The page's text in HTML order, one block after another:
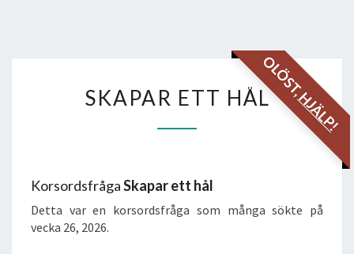
OLÖST,
HJÄLP!
ETT
SKAPAR ETT HÅL
KorsordsfrågaSkapar ett hål
Detta var en korsordsfråga som många sökte på
vecka 26, 2026.